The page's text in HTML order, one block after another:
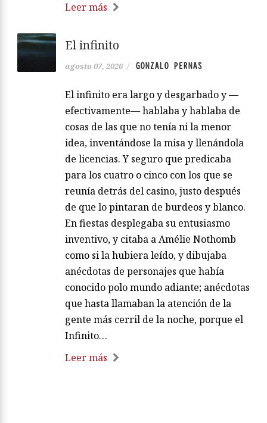
Leer más
El infinito
agosto 07, 2026 / GONZALO PERNAS
El infinito era largo y desgarbado y —
efectivamente— hablaba y hablaba de
cosas de las que no tenía ni la menor
idea, inventándose la misa y llenándola
de licencias. Y seguro que predicaba
para los cuatro o cinco con los que se
reunía detrás del casino, justo después
de que lo pintaran de burdeos y blanco.
En fiestas desplegaba su entusiasmo
inventivo, y citaba a Amélie Nothomb
como si la hubiera leído, y dibujaba
anécdotas de personajes que había
conocido polo mundo adiante; anécdotas
que hasta llamaban la atención de la
gente más cerril de la noche, porque el
Infinito…
Leer más